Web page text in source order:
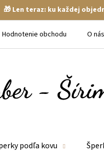
🎁 Len teraz: ku každej
Hodnotenie obchodu O nás
podľa kovu